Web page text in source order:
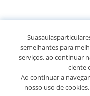
305993
© 2007 -
semelhantes para
serviços, ao continuar
ciente
Ao continuar a
nosso uso de